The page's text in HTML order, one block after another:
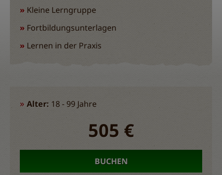
Kleine Lerngruppe
Fortbildungsunterlagen
Lernen in der Praxis
Alter: 18 - 99 Jahre
505 €
BUCHEN